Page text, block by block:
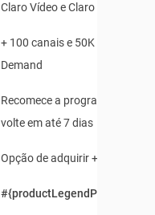
Claro Vídeo e Claro Música
+ 100 canais e 50K de
Demand
Recomece a programação ao
volte em até 7 dias
Opção de adquirir + 2 pontos
#{productLegendPrice(750)}